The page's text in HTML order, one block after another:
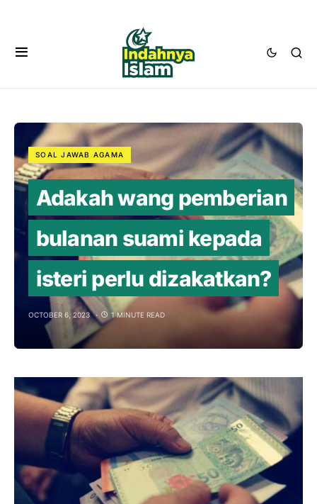
SOAL JAWAB AGAMA
Adakah wang pemberian
bulanan suami kepada
isteri perlu dizakatkan?
OCTOBER 6, 2023 1 MINUTE READ